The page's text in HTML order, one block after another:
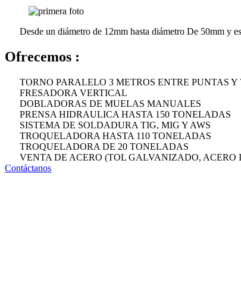
Desde un diámetro de 12mm hasta diámetro De 50mm y
Ofrecemos :
TORNO PARALELO 3 METROS ENTRE PUNTAS
FRESADORA VERTICAL
DOBLADORAS DE MUELAS MANUALES
PRENSA HIDRAULICA HASTA 150 TONELADAS
SISTEMA DE SOLDADURA TIG, MIG Y AWS
TROQUELADORA HASTA 110 TONELADAS
TROQUELADORA DE 20 TONELADAS
VENTA DE ACERO (TOL GALVANIZADO,
Contáctanos